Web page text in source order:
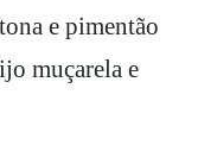
e pimentão
muçarela e